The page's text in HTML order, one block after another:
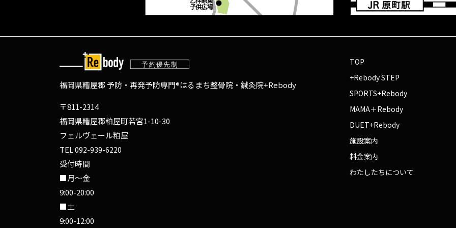
福岡県糟屋郡 予防・再発予防専門®はるまち整骨院・鍼灸院+Rebody
〒811-2314
福岡県糟屋郡粕屋町若宮1-10-30
フェルヴェール粕屋
TEL092-939-6220
受付時間
■月～金
9:00-20:00
■土
9:00-12:00
TOP
+Rebody STEP
SPORTS+Rebody
MAMA＋Rebody
DUET+Rebody
施設案内
料金案内
わたしたちについて